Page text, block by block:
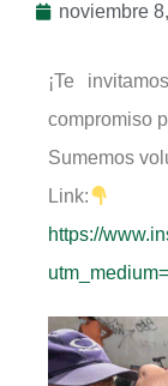
noviembre
¡Te
compromiso
Sumemos
Link:
https://